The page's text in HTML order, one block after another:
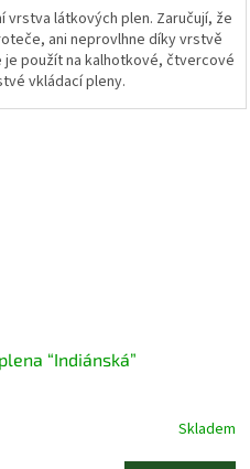
vrstva látkových plen. Zaručují, že
ani neprovlhne díky vrstvě
je použít na kalhotkové, čtvercové
vkládací pleny.
“Indiánská”
Skladem